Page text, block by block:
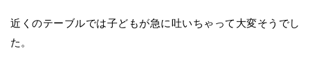
近くのテーブルでは子どもが急に吐いちゃって大変そうでし
た。